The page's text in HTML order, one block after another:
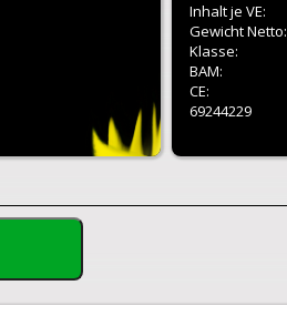
Inhalt je VE:
Gewicht Netto:
Klasse:
BAM:
CE:
69244229